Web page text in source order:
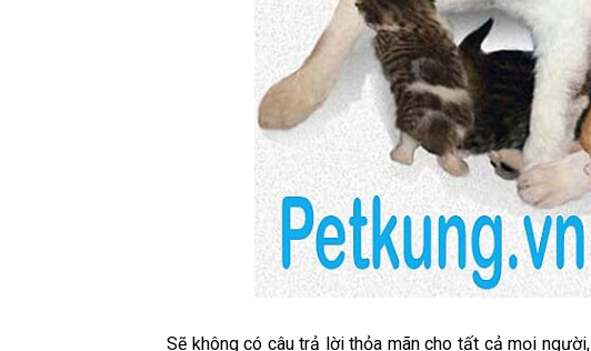
Sẽ không có câu trả lời thỏa mãn cho tất cả mọi người,